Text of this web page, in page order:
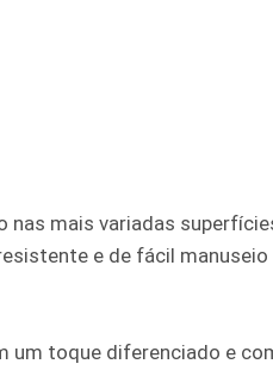
mais variadas
e de fácil
um toque diferenciado e